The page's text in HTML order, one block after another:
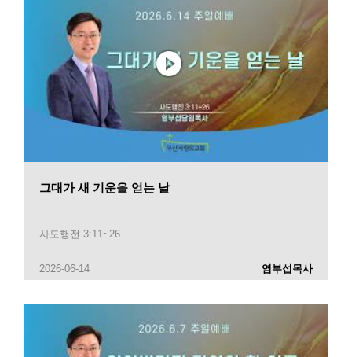
그대가 새 기운을 얻는 날
사도행전 3:11~26
2026-06-14 염부섭목사